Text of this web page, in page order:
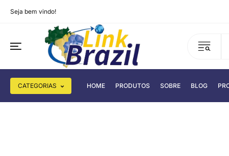
Seja bem vindo!
CATEGORIAS HOME PRODUTOS SOBRE BLOG